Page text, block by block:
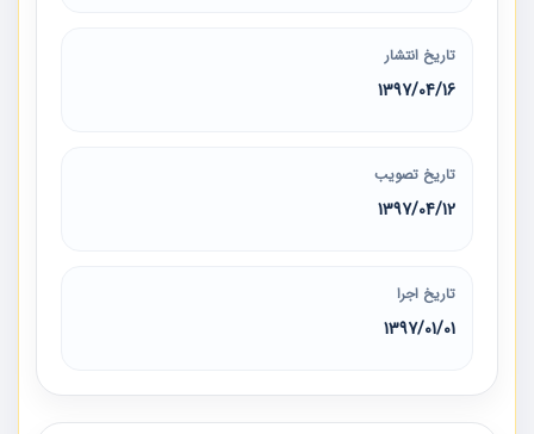
تاریخ انتشار
1397/04/16
تاریخ تصویب
1397/04/12
تاریخ اجرا
1397/01/01